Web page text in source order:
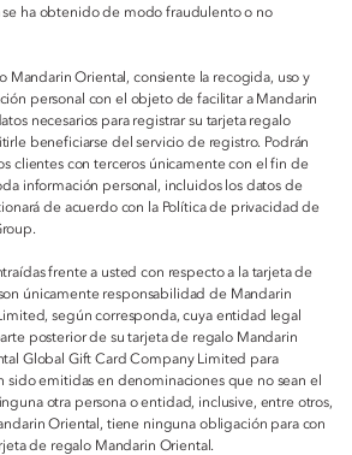
ha obtenido de modo fraudulento o no
Mandarin Oriental, consiente la recogida, uso y
personal con el objeto de facilitar a Mandarin
necesarios para registrar su tarjeta regalo
beneficiarse del servicio de registro. Podrán
clientes con terceros únicamente con el fin de
información personal, incluidos los datos de
de acuerdo con la Política de privacidad de
frente a usted con respecto a la tarjeta de
únicamente responsabilidad de Mandarin
según corresponda, cuya entidad legal
posterior de su tarjeta de regalo Mandarin
Global Gift Card Company Limited para
sido emitidas en denominaciones que no sean el
otra persona o entidad, inclusive, entre otros,
Oriental, tiene ninguna obligación para con
de regalo Mandarin Oriental.